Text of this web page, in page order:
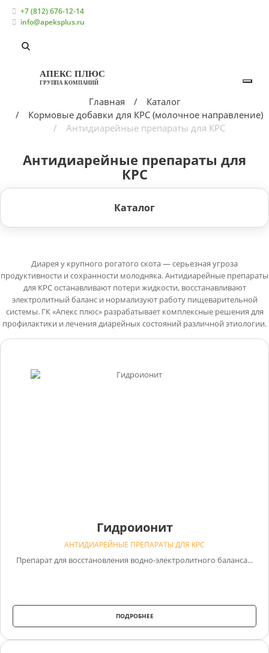
+7 (812) 676-12-14
info@apeksplus.ru
АПЕКС ПЛЮС
ГРУППА КОМПАНИЙ
Главная
Каталог
Кормовые добавки для КРС (молочное направление)
Антидиарейные препараты для КРС
Антидиарейные препараты для
КРС
Каталог
Диарея у крупного рогатого скота — серьезная угроза
продуктивности и сохранности молодняка. Антидиарейные препараты
для КРС останавливают потери жидкости, восстанавливают
электролитный баланс и нормализуют работу пищеварительной
системы. ГК «Апекс плюс» разрабатывает комплексные решения для
профилактики и лечения диарейных состояний различной этиологии.
Гидроионит
АНТИДИАРЕЙНЫЕ ПРЕПАРАТЫ ДЛЯ КРС
Препарат для восстановления водно-электролитного баланса...
ПОДРОБНЕЕ